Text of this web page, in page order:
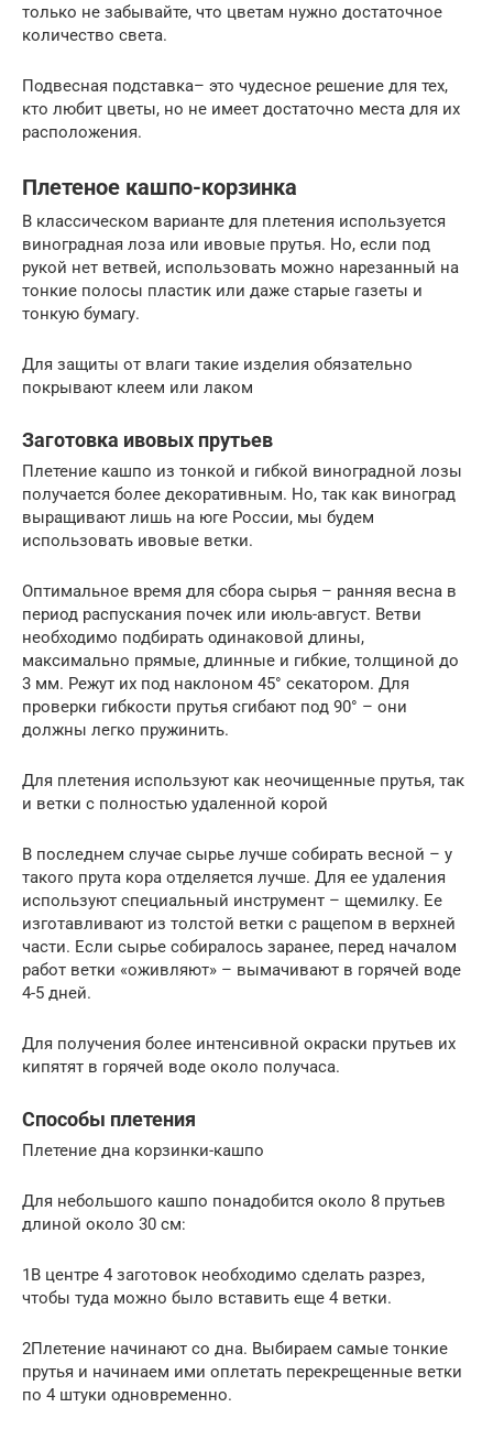
только не забывайте, что цветам нужно достаточное
количество света.
Подвесная подставка– это чудесное решение для тех,
кто любит цветы, но не имеет достаточно места для их
расположения.
Плетеное кашпо-корзинка
В классическом варианте для плетения используется
виноградная лоза или ивовые прутья. Но, если под
рукой нет ветвей, использовать можно нарезанный на
тонкие полосы пластик или даже старые газеты и
тонкую бумагу.
Для защиты от влаги такие изделия обязательно
покрывают клеем или лаком
Заготовка ивовых прутьев
Плетение кашпо из тонкой и гибкой виноградной лозы
получается более декоративным. Но, так как виноград
выращивают лишь на юге России, мы будем
использовать ивовые ветки.
Оптимальное время для сбора сырья – ранняя весна в
период распускания почек или июль-август. Ветви
необходимо подбирать одинаковой длины,
максимально прямые, длинные и гибкие, толщиной до
3 мм. Режут их под наклоном 45° секатором. Для
проверки гибкости прутья сгибают под 90° – они
должны легко пружинить.
Для плетения используют как неочищенные прутья, так
и ветки с полностью удаленной корой
В последнем случае сырье лучше собирать весной – у
такого прута кора отделяется лучше. Для ее удаления
используют специальный инструмент – щемилку. Ее
изготавливают из толстой ветки с ращепом в верхней
части. Если сырье собиралось заранее, перед началом
работ ветки «оживляют» – вымачивают в горячей воде
4-5 дней.
Для получения более интенсивной окраски прутьев их
кипятят в горячей воде около получаса.
Способы плетения
Плетение дна корзинки-кашпо
Для небольшого кашпо понадобится около 8 прутьев
длиной около 30 см:
1В центре 4 заготовок необходимо сделать разрез,
чтобы туда можно было вставить еще 4 ветки.
2Плетение начинают со дна. Выбираем самые тонкие
прутья и начинаем ими оплетать перекрещенные ветки
по 4 штуки одновременно.